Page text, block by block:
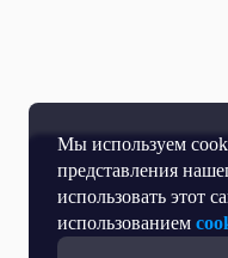
Мы используем
представления
использовать этот
использованием